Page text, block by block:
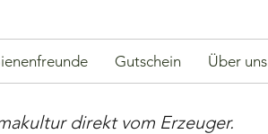
Gutschein Über uns
direkt vom Erzeuger.